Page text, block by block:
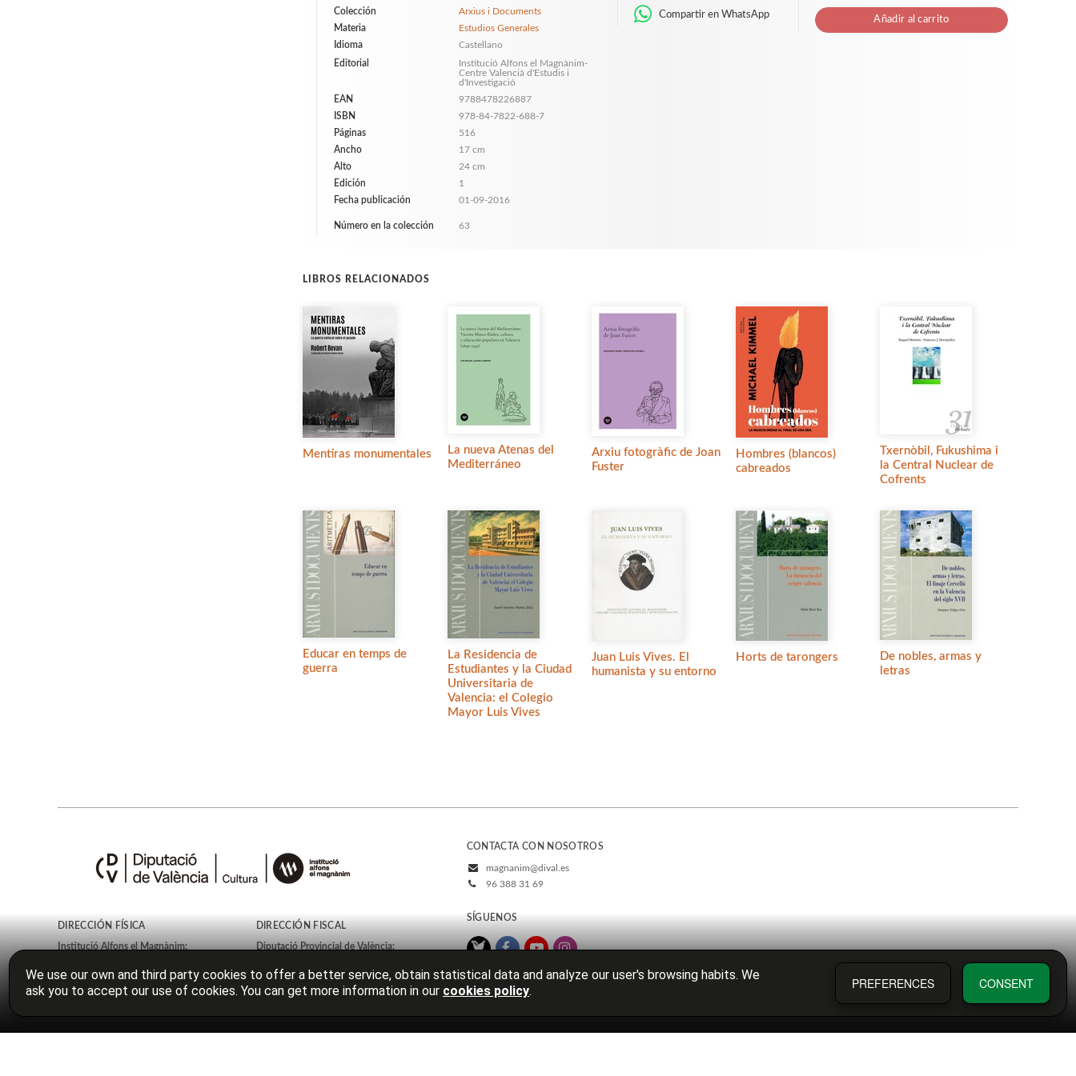
Colección
Arxius i Documents
Materia
Estudios Generales
Idioma
Castellano
Editorial
Institució Alfons el Magnànim-
Centre Valencià d'Estudis i
d'Investigació
EAN
9788478226887
ISBN
978-84-7822-688-7
Páginas
516
Ancho
17 cm
Alto
24 cm
Edición
1
Fecha publicación
01-09-2016
Número en la colección 63
Compartir en WhatsApp Añadir al carrito
LIBROS RELACIONADOS
Mentiras monumentales
La nueva Atenas del
Mediterráneo
Arxiu fotogràfic de Joan
Fuster
Hombres (blancos)
cabreados
Txernòbil, Fukushima i
la Central Nuclear de
Cofrents
Educar en temps de
guerra
La Residencia de
Estudiantes y la Ciudad
Universitaria de
Valencia: el Colegio
Mayor Luis Vives
Juan Luis Vives. El
humanista y su entorno
Horts de tarongers
De nobles, armas y
letras
DIRECCIÓN FÍSICA
Institució Alfons el Magnànim:
46003
València
España
DIRECCIÓN FISCAL
Diputació Provincial de València:
46003 València
España
CONTACTA CON NOSOTROS
magnanim@dival.es
96 388 31 69
SÍGUENOS
We use our own and third party cookies to offer a better service, obtain statistical data and analyze our user's browsing habits. We
ask you to accept our use of cookies. You can get more information in our cookies policy. PREFERENCES CONSENT